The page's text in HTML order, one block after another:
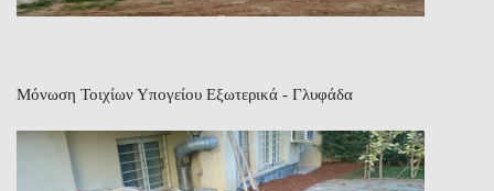
Μόνωση Τοιχίων Υπογείου Εξωτερικά - Γλυφάδα